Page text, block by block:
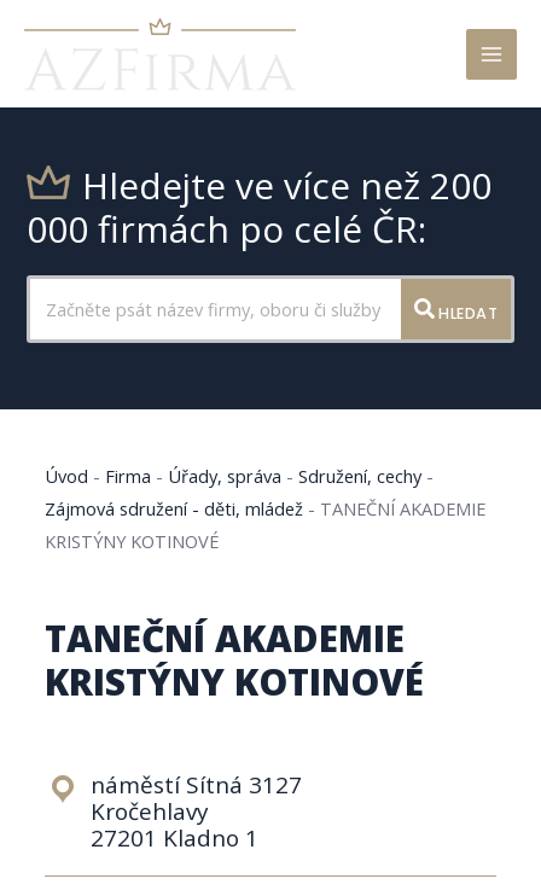
Hledejte ve více než 200
000 firmách po celé ČR:
HLEDAT
Úvod - Firma - Úřady, správa -Sdružení, cechy-
Zájmová sdružení - děti, mládež - TANEČNÍ AKADEMIE
KRISTÝNY KOTINOVÉ
TANEČNÍ AKADEMIE
KRISTÝNY KOTINOVÉ
náměstí Sítná 3127
Kročehlavy
27201 Kladno 1